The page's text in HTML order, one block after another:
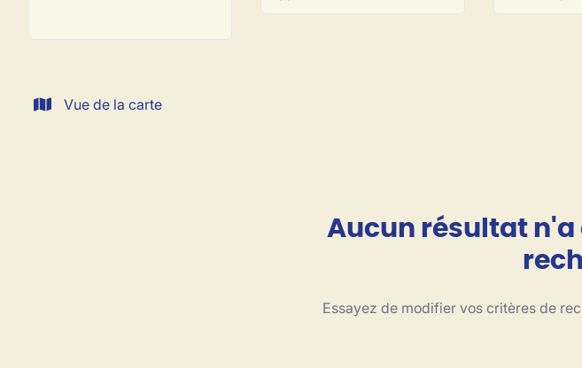
Vue de la carte
Aucun résultat
Essayez de modifier vos critères de